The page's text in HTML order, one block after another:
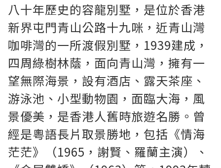
八十年歷史的容龍別墅，是位於香港
新界屯門青山公路十九咪，近青山灣
咖啡灣的一所渡假別墅，1939建成，
四周綠樹林蔭，面向青山灣，擁有一
望無際海景，設有酒店、露天茶座、
游泳池、小型動物園，面臨大海，風
景優美，是香港人舊時旅遊名勝。曾
經是粵語長片取景勝地，包括《情海
茫茫》（1965，謝賢、羅蘭主演）、